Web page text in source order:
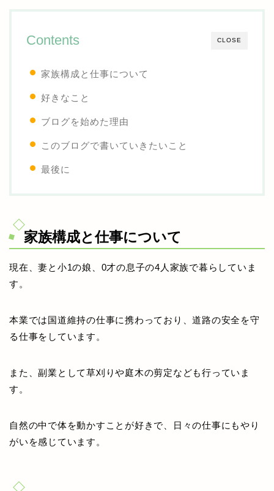
CLOSE
Contents
家族構成と仕事について
好きなこと
ブログを始めた理由
このブログで書いていきたいこと
最後に
家族構成と仕事について
現在、妻と小1の娘、0才の息子の4人家族で暮らしていま
す。
本業では国道維持の仕事に携わっており、道路の安全を守
る仕事をしています。
また、副業として草刈りや庭木の剪定なども行っていま
す。
自然の中で体を動かすことが好きで、日々の仕事にもやり
がいを感じています。